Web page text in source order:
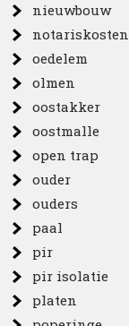
nieuwbouw
notariskosten
oedelem
olmen
oostakker
oostmalle
open trap
ouder
ouders
paal
pir
pir isolatie
platen